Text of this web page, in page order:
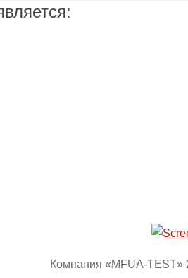
Компания «MFUA-